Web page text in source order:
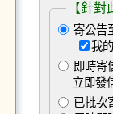
【針
寄公告
我
即時寄
立即發
已批次